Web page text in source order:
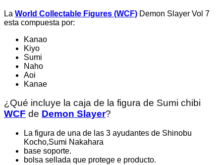
La World Collectable Figures (WCF) Demon Slayer Vol 7
esta compuesta por:
Kanao
Kiyo
Sumi
Naho
Aoi
Kanae
¿Qué incluye la caja de la figura de Sumi chibi
WCF de Demon Slayer?
La figura de una de las 3 ayudantes de Shinobu
Kocho,Sumi Nakahara
base soporte.
bolsa sellada que protege e producto.